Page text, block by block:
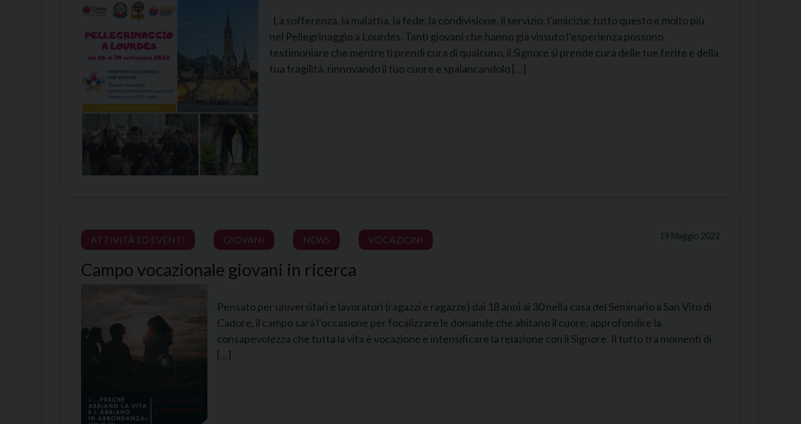
La sofferenza, la malattia, la fede, la condivisione, il servizio, l’amicizia: tutto questo e molto più
nel Pellegrinaggio a Lourdes. Tanti giovani che hanno già vissuto l’esperienza possono
testimoniare che mentre ti prendi cura di qualcuno, il Signore si prende cura delle tue ferite e della
tua fragilità, rinnovando il tuo cuore e spalancandolo […]
19 Maggio 2022
ATTIVITÀ ED EVENTI GIOVANI NEWS VOCAZIONI
Campo vocazionale giovani in ricerca
Pensato per universitari e lavoratori (ragazzi e ragazze) dai 18 anni ai 30 nella casa del Seminario a San Vito di
Cadore, il campo sarà l’occasione per focalizzare le domande che abitano il cuore, approfondire la
consapevolezza che tutta la vita è vocazione e intensificare la relazione con il Signore. Il tutto tra momenti di
[…]